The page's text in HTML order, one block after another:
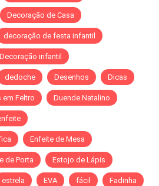
Decoração de Casa
decoração de festa infantil
Decoração infantil
dedoche Desenhos Dicas
em Feltro Duende Natalino
Enfeite de Mesa
de Porta Estojo de Lápis
estrela EVA fácil Fadinha